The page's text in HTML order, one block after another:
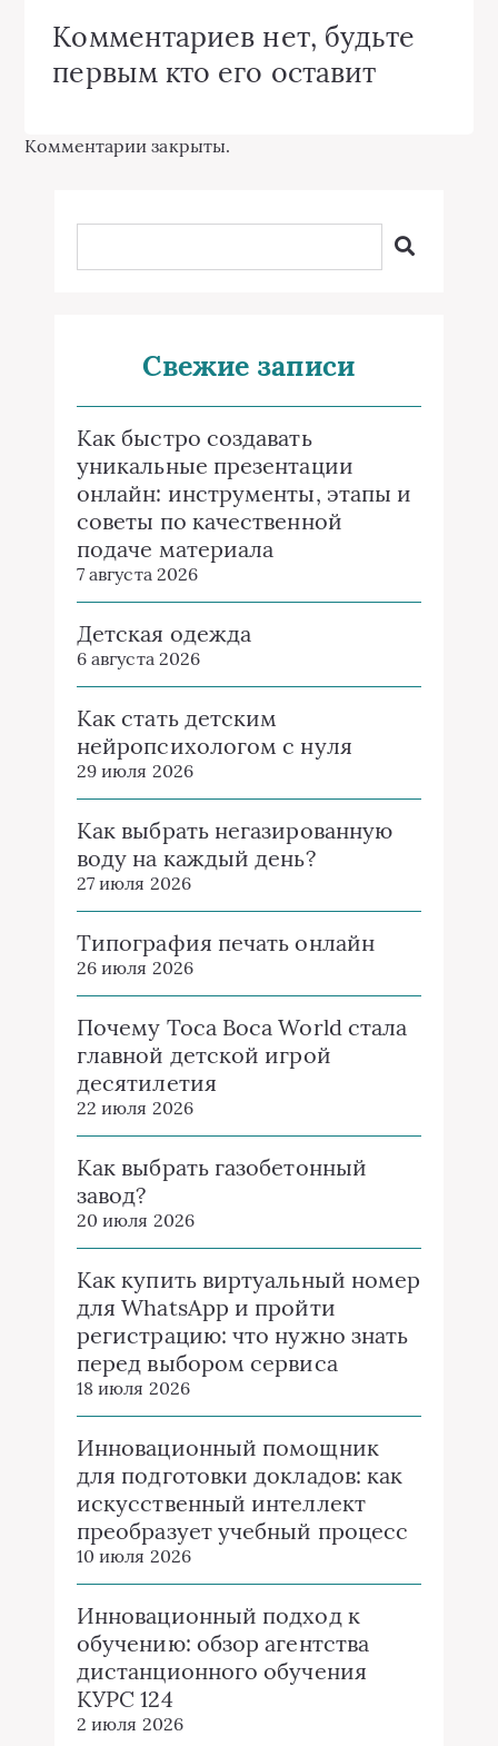
Комментариев нет, будьте
первым кто его оставит
Комментарии закрыты.
Свежие записи
Как быстро создавать
уникальные презентации
онлайн: инструменты, этапы и
советы по качественной
подаче материала
7 августа 2026
Детская одежда
6 августа 2026
Как стать детским
нейропсихологом с нуля
29 июля 2026
Как выбрать негазированную
воду на каждый день?
27 июля 2026
Типография печать онлайн
26 июля 2026
Почему Toca Boca World стала
главной детской игрой
десятилетия
22 июля 2026
Как выбрать газобетонный
завод?
20 июля 2026
Как купить виртуальный номер
для WhatsApp и пройти
регистрацию: что нужно знать
перед выбором сервиса
18 июля 2026
Инновационный помощник
для подготовки докладов: как
искусственный интеллект
преобразует учебный процесс
10 июля 2026
Инновационный подход к
обучению: обзор агентства
дистанционного обучения
КУРС 124
2 июля 2026